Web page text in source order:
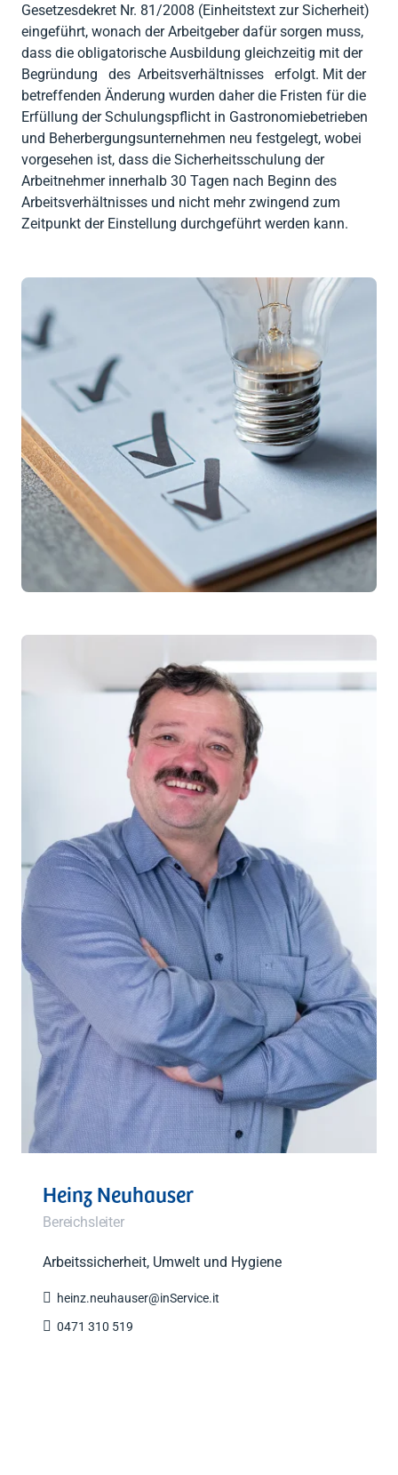
Steuerberatung
Private (CAF)


Zurück
Software
 Zurück
RENTRI
Import AEE &
Batterien
Verpackung
 Zurück
Gesetzesdekret Nr. 81/2008 (Einheitstext zur Sicherheit)
eingeführt, wonach der Arbeitgeber dafür sorgen muss,
dass die obligatorische Ausbildung gleichzeitig mit der
Begründung des Arbeitsverhältnisses erfolgt. Mit der
betreffenden Änderung wurden daher die Fristen für die
Erfüllung der Schulungspflicht in Gastronomiebetrieben
und Beherbergungsunternehmen neu festgelegt, wobei
vorgesehen ist, dass die Sicherheitsschulung der
Arbeitnehmer innerhalb 30 Tagen nach Beginn des
Arbeitsverhältnisses und nicht mehr zwingend zum
Zeitpunkt der Einstellung durchgeführt werden kann.
Heinz Neuhauser
Bereichsleiter
Arbeitssicherheit, Umwelt und Hygiene
 heinz.neuhauser@inService.it
 0471 310 519